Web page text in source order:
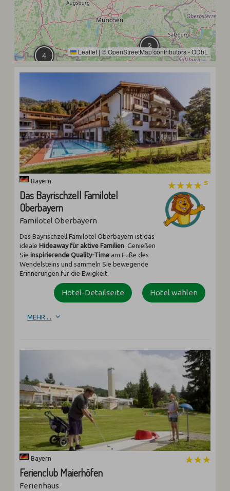
2
4
Leaflet | ©OpenStreetMapcontributors -ODbL
Bayern
Das Bayrischzell Familotel
Oberbayern
Familotel Oberbayern
Das Bayrischzell Familotel Oberbayern ist das
idealeHideaway für aktive Familien. Genießen
Sieinspirierende Quality-Time am Fuße des
Wendelsteins und sammeln Sie bewegende
Erinnerungen für die Ewigkeit.
Hotel wählen
Hotel-Detailseite
MEHR ...
Bayern
Ferienclub Maierhöfen
Ferienhaus